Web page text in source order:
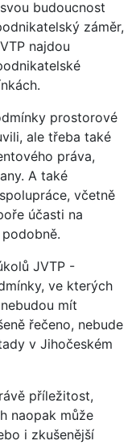
budoucnost
záměr,
najdou
prostorové
ale třeba také
práva,
A také
včetně
účasti na
JVTP -
ve kterých
mít
řečeno, nebude
v Jihočeském
příležitost,
naopak může
i zkušenější